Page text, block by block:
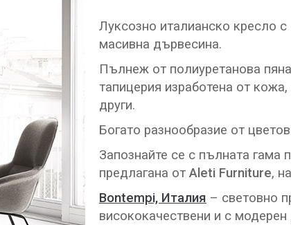
Луксозно италианско кресло
масивна дървесина.
Пълнеж от полиуретанова
тапицерия изработена от
други.
Богато разнообразие от
Запознайте се с пълната гама
предлагана от Aleti Furniture, на
Bontempi, Италия – световно
висококачествени и с